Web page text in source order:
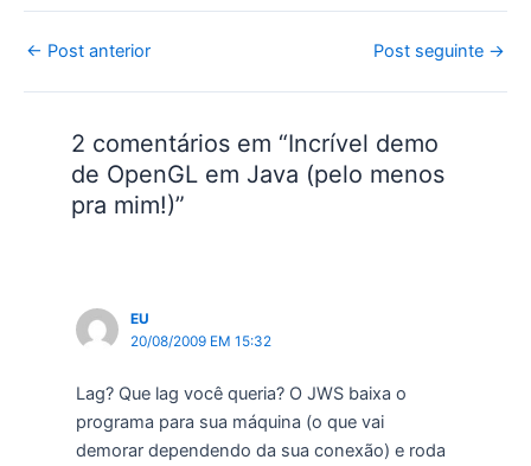
resultado e, espero, vocês
também. Desta vez não
posso dizer que o código
seja tão mínimo quanto
Post
← Post anterior Post seguinte →
2 comentários em “Incrível demo
de OpenGL em Java (pelo menos
pra mim!)”
EU
20/08/2009 EM 15:32
Lag? Que lag você queria? O JWS baixa o
programa para sua máquina (o que vai
demorar dependendo da sua conexão) e roda